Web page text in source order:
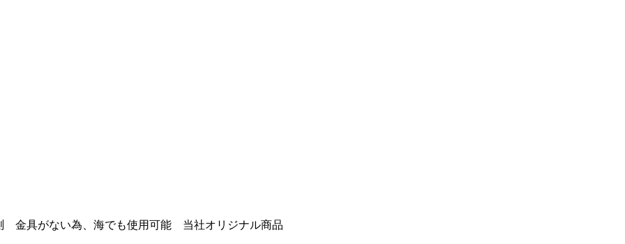
金具がない為、海でも使用可能 当社オリジナル商品